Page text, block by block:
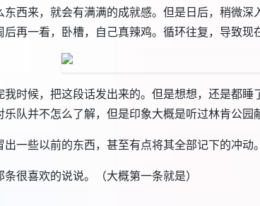
西来，就会有满满的成就感。但是日后，稍微
再一看，卧槽，自己真辣鸡。循环往复，导致
时候，把这段话发出来的。但是想想，还是都
队并不怎么了解，但是印象大概是听过林肯公
一些以前的东西，甚至有点将其全部记下的冲
很喜欢的说说。（大概第一条就是）